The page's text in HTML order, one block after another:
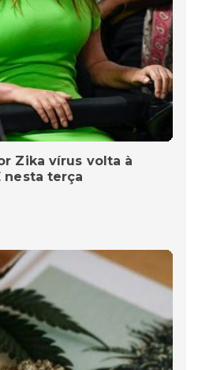
Zika vírus volta à
nesta terça